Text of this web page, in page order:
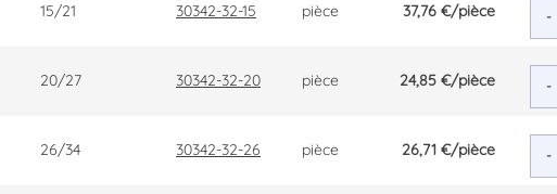
15/21 30342-32-15 pièce 37,76 €/pièce -
20/27 30342-32-20 pièce 24,85 €/pièce -
26/34 30342-32-26 pièce 26,71 €/pièce -